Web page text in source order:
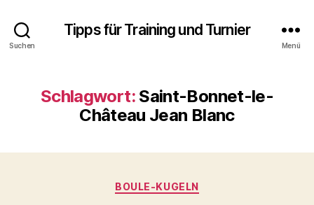
Suchen
Tipps für Training und Turnier
Menü
Schlagwort: Saint-Bonnet-le-
Château Jean Blanc
Kategorien
BOULE-KUGELN